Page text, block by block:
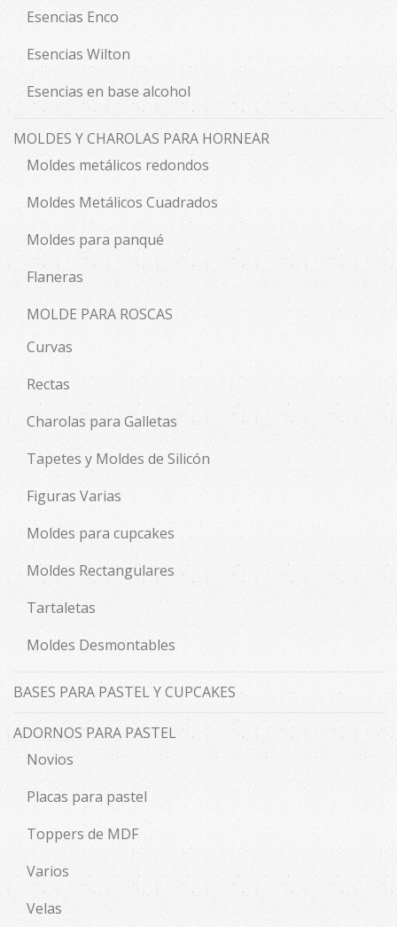
Esencias Enco
Esencias Wilton
Esencias en base alcohol
MOLDES Y CHAROLAS PARA HORNEAR
Moldes metálicos redondos
Moldes Metálicos Cuadrados
Moldes para panqué
Flaneras
MOLDE PARA ROSCAS
Curvas
Rectas
Charolas para Galletas
Tapetes y Moldes de Silicón
Figuras Varias
Moldes para cupcakes
Moldes Rectangulares
Tartaletas
Moldes Desmontables
BASES PARA PASTEL Y CUPCAKES
ADORNOS PARA PASTEL
Novios
Placas para pastel
Toppers de MDF
Varios
Velas